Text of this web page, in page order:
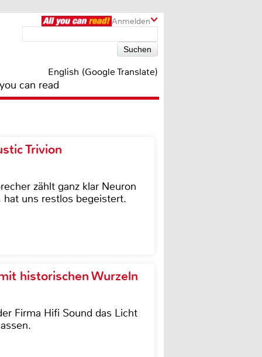
Anmelden
English (Google Translate)
can read
Trivion
zählt ganz klar Neuron
uns restlos begeistert.
historischen Wurzeln
Firma Hifi Sound das Licht